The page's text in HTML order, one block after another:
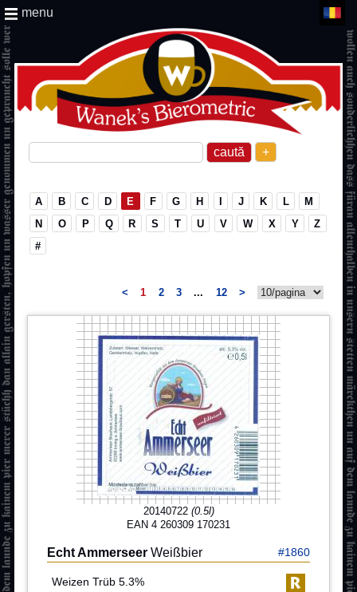
+
menu
A B C D E F G H I J K L
M
N
O P Q R S T U V W X Y
Z
#
< 1 2 3 ... 12 >
20140722 (0.5l)
EAN 4 260309 170231
Echt Ammerseer Weißbier #1860
Weizen Trüb 5.3%